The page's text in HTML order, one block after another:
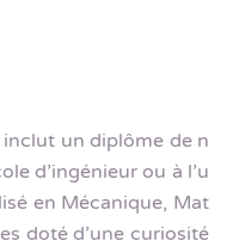
un diplôme de n
d’ingénieur ou à l’u
en Mécanique, Mat
doté d’une curiosité